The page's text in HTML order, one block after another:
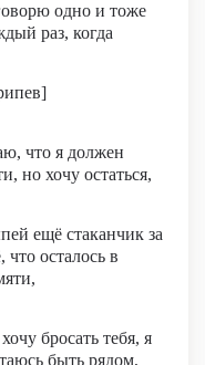
одно и тоже
раз, когда
что я должен
но хочу остаться,
ещё стаканчик за
что осталось в
бросать тебя, я
быть рядом,